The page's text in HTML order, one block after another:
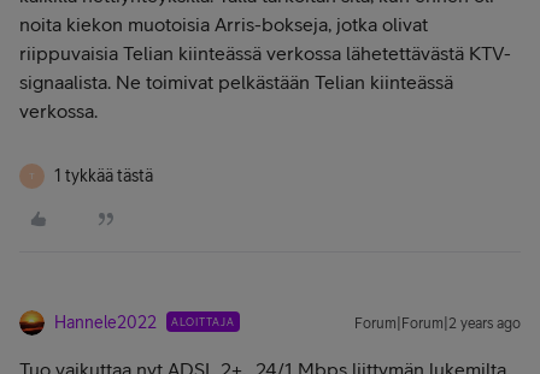
noita kiekon muotoisia Arris-bokseja, jotka olivat
riippuvaisia Telian kiinteässä verkossa lähetettävästä KTV-
signaalista. Ne toimivat pelkästään Telian kiinteässä
verkossa.
T 1 tykkää tästä
Hannele2022 ALOITTAJA Forum|Forum|2 years ago
Tuo vaikuttaa nyt ADSL 2+, 24/1 Mbps liittymän lukemilta.